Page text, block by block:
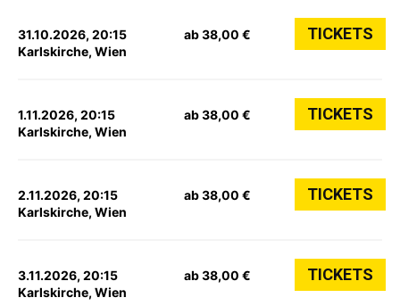
31.10.2026, 20:15
Karlskirche, Wien
ab 38,00 € TICKETS
1.11.2026, 20:15
Karlskirche, Wien
ab 38,00 € TICKETS
2.11.2026, 20:15
Karlskirche, Wien
ab 38,00 € TICKETS
3.11.2026, 20:15
Karlskirche, Wien
ab 38,00 € TICKETS